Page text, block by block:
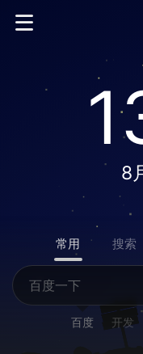
8
常用 搜索
百度 开发